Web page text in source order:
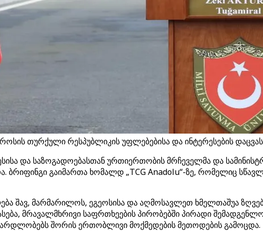
თურქული რესპუბლიკის უფლებებისა და ინტერესების დაცვას
და საზოგადოებასთან ურთიერთობის მრჩეველმა და
ბრიფინგი გაიმართა ხომალდ „TCG Anadolu“-ზე, რომელიც
შავ, მარმარილოს, ეგეოსისა და აღმოსავლეთ ხმელთაშუა
მრავალმხრივი საფრთხეების პირობებში პირადი
სარდლობებს შორის ერთობლივი მოქმედების მეთოდების გამოცდა.